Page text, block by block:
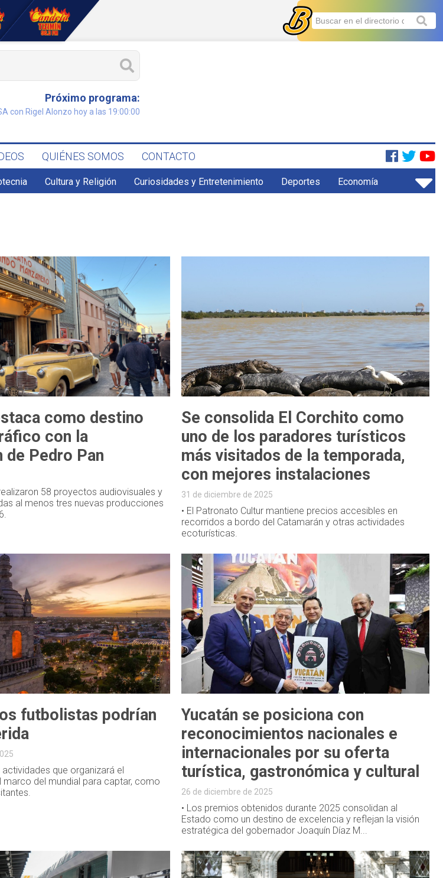
Próximo programa:
con Rigel Alonzo hoy a las 19:00:00
QUIÉNES SOMOS CONTACTO
Cultura y Religión Curiosidades y Entretenimiento Deportes Economía
como destino
con la
de Pedro Pan
58 proyectos audiovisuales y
al menos tres nuevas producciones
Se consolida El Corchito como
uno de los paradores turísticos
más visitados de la temporada,
con mejores instalaciones
31 de diciembre de 2025
• El Patronato Cultur mantiene precios accesibles en
recorridos a bordo del Catamarán y otras actividades
ecoturísticas.
futbolistas podrían
actividades que organizará el
marco del mundial para captar, como
Yucatán se posiciona con
reconocimientos nacionales e
internacionales por su oferta
turística, gastronómica y cultural
26 de diciembre de 2025
• Los premios obtenidos durante 2025 consolidan al
Estado como un destino de excelencia y reflejan la visión
estratégica del gobernador Joaquín Díaz M...